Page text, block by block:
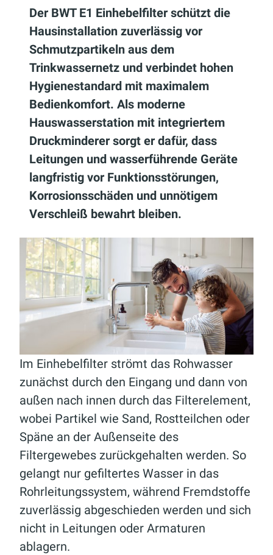
Der BWT E1 Einhebelfilter schützt die
Hausinstallation zuverlässig vor
Schmutzpartikeln aus dem
Trinkwassernetz und verbindet hohen
Hygienestandard mit maximalem
Bedienkomfort. Als moderne
Hauswasserstation mit integriertem
Druckminderer sorgt er dafür, dass
Leitungen und wasserführende Geräte
langfristig vor Funktionsstörungen,
Korrosionsschäden und unnötigem
Verschleiß bewahrt bleiben.
Im Einhebelfilter strömt das Rohwasser
zunächst durch den Eingang und dann von
außen nach innen durch das Filterelement,
wobei Partikel wie Sand, Rostteilchen oder
Späne an der Außenseite des
Filtergewebes zurückgehalten werden. So
gelangt nur gefiltertes Wasser in das
Rohrleitungssystem, während Fremdstoffe
zuverlässig abgeschieden werden und sich
nicht in Leitungen oder Armaturen
ablagern.